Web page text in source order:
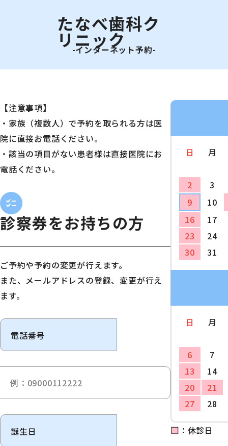
たなべ歯科ク
リニック
-インターネット予約-
【注意事項】
・家族（複数人）で予約を取られる方は医
院に直接お電話ください。
・該当の項目がない患者様は直接医院にお
電話ください。
診察券をお持ちの方
ご予約や予約の変更が行えます。
また、メールアドレスの登録、変更が行え
ます。
電話番号
誕生日
日 月
2
3
9
10
16
17
23
24
30
31
日 月
6
7
13
14
20
21
27
28
■ ：休診日